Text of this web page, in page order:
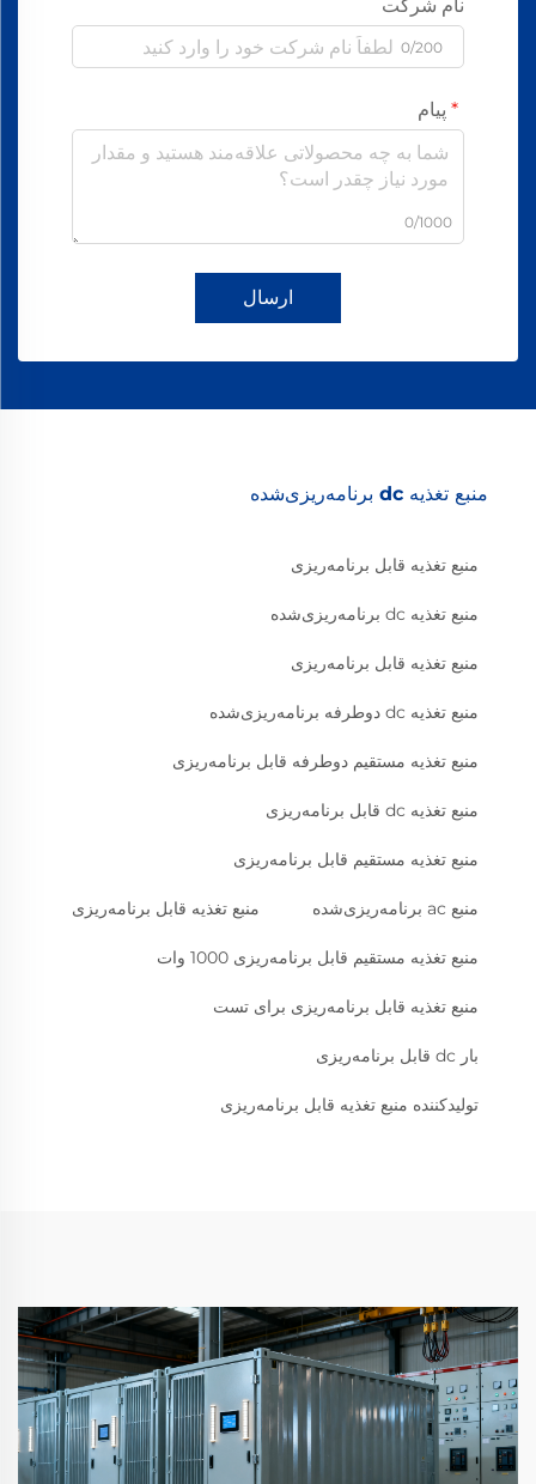
نام شرکت
0/200
پیام
0/1000
ارسال
منبع تغذیه dc برنامه‌ریزی‌شده
منبع تغذیه قابل برنامه‌ریزی
منبع تغذیه dc برنامه‌ریزی‌شده
منبع تغذیه قابل برنامه‌ریزی
منبع تغذیه dc دوطرفه برنامه‌ریزی‌شده
منبع تغذیه مستقیم دوطرفه قابل برنامه‌ریزی
منبع تغذیه dc قابل برنامه‌ریزی
منبع تغذیه مستقیم قابل برنامه‌ریزی
منبع ac برنامه‌ریزی‌شده منبع تغذیه قابل برنامه‌ریزی
منبع تغذیه مستقیم قابل برنامه‌ریزی 1000 وات
منبع تغذیه قابل برنامه‌ریزی برای تست
بار dc قابل برنامه‌ریزی
تولیدکننده منبع تغذیه قابل برنامه‌ریزی